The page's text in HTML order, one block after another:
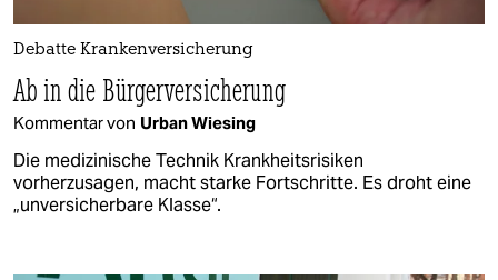
Debatte Krankenversicherung
Ab in die Bürgerversicherung
Kommentar von Urban Wiesing
Die medizinische Technik Krankheitsrisiken
vorherzusagen, macht starke Fortschritte. Es droht eine
„unversicherbare Klasse“.